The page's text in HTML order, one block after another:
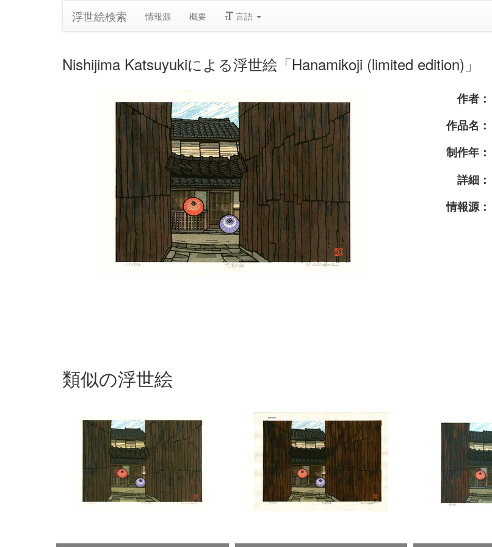
浮世絵検索 情報源 概要 言語
Nishijima Katsuyukiによる浮世絵「Hanamikoji (limited edition)」
作者：
作品名：
制作年：
詳細：
情報源：
類似の浮世絵